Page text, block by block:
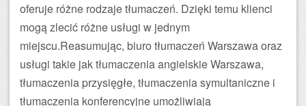
oferuje różne rodzaje tłumaczeń. Dzięki temu klienci
mogą zlecić różne usługi w jednym
miejscu.Reasumując, biuro tłumaczeń Warszawa oraz
usługi takie jak tłumaczenia angielskie Warszawa,
tłumaczenia przysięgłe, tłumaczenia symultaniczne i
tłumaczenia konferencyjne umożliwiają